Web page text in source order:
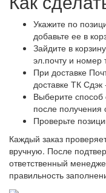
Укажите по
добавьте ее в
Зайдите в
эл.почту и
При доставке
доставке ТК
Выберите способ
после получения
Проверьте
Каждый заказ
вручную. После
ответственный
правильность